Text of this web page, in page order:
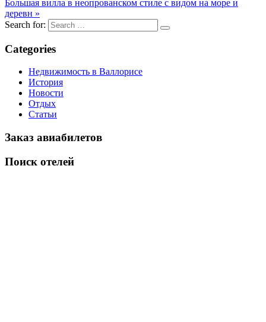
Большая вилла в неопрованском стиле с видом на море и
деревн »
Search for:
Categories
Недвижимость в Валлорисе
История
Новости
Отдых
Статьи
Заказ авиабилетов
Поиск отелей